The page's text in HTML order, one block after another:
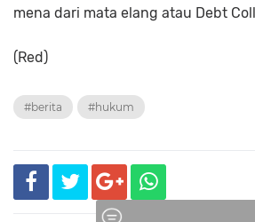
mena dari mata elang atau Debt
(Red)
#berita #hukum